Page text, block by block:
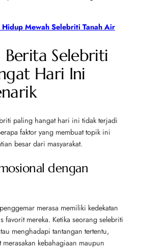
Hidup Mewah Selebriti Tanah Air
Selebriti
Hari Ini
paling hangat hari ini tidak terjadi
faktor yang membuat topik ini
besar dari masyarakat.
dengan
merasa memiliki kedekatan
favorit mereka. Ketika seorang selebriti
menghadapi tantangan tertentu,
kebahagiaan maupun